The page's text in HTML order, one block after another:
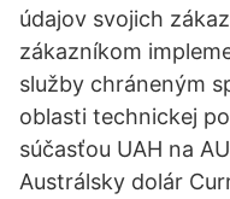
údajov svojich
zákazníkom
služby chráneným
oblasti technickej
súčasťou UAH na
Austrálsky dolár